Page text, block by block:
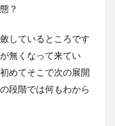
？
しているところです
無くなって来てい
めてそこで次の展開
段階では何もわから